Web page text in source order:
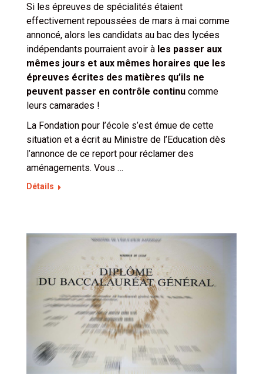
Si les épreuves de spécialités étaient
effectivement repoussées de mars à mai comme
annoncé, alors les candidats au bac des lycées
indépendants pourraient avoir à les passer aux
mêmes jours et aux mêmes horaires que les
épreuves écrites des matières qu’ils ne
peuvent passer en contrôle continu comme
leurs camarades !
La Fondation pour l’école s’est émue de cette
situation et a écrit au Ministre de l’Education dès
l’annonce de ce report pour réclamer des
aménagements. Vous …
Détails